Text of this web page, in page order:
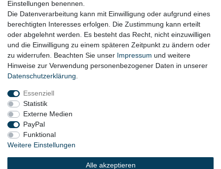
AGB
Widerrufsformular
KONTAKT
Tel.: 08031-23444-0
info@werkzeugfundgrube.de
Einstellungen benennen.
Die Datenverarbeitung kann mit Einwilligung oder aufgrund eines
berechtigten Interesses erfolgen. Die Zustimmung kann erteilt
oder abgelehnt werden. Es besteht das Recht, nicht einzuwilligen
und die Einwilligung zu einem späteren Zeitpunkt zu ändern oder
zu widerrufen. Beachten Sie unser Impressum und weitere
Hinweise zur Verwendung personenbezogener Daten in unserer
Daten­schutz­erklärung
Essenziell
Statistik
Externe Medien
PayPal
Funktional
Weitere Einstellungen
Alle akzeptieren